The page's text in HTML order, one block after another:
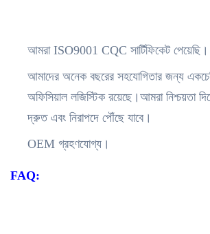
আমরা ISO9001 CQC সার্টিফিকেট পেয়েছি।
আমাদের অনেক বছরের সহযোগিতার জন্য
অফিসিয়াল লজিস্টিক রয়েছে।আমরা নিশ্চয়তা
দ্রুত এবং নিরাপদে পৌঁছে যাবে।
OEM গ্রহণযোগ্য।
FAQ: